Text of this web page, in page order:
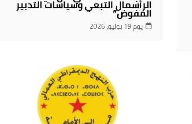
الرأسمال التبعي وسياسات التدبير
المفوض”
يوم 19 يوليو، 2026